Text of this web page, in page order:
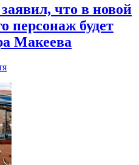
что в новой
персонаж будет
Макеева